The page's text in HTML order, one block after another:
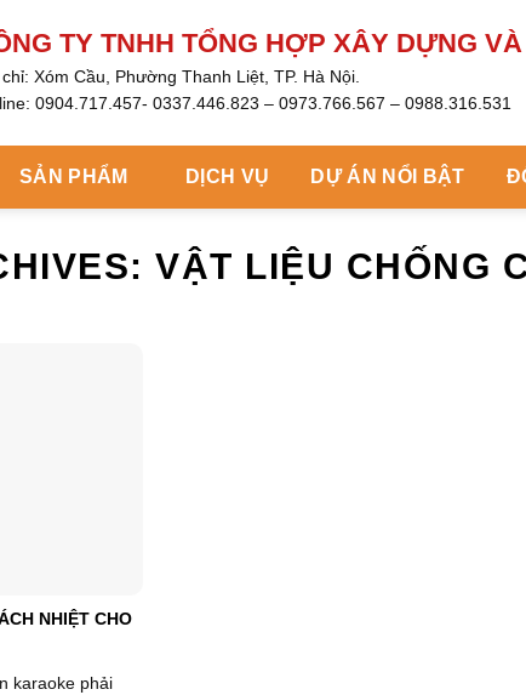
TY TNHH TỔNG HỢP XÂY DỰNG VÀ PCCC
Xóm Cầu, Phường Thanh Liệt, TP. Hà Nội.
0904.717.457- 0337.446.823 – 0973.766.567 – 0988.316.531
PHẨM DỊCH VỤ DỰ ÁN NỔI BẬT ĐỐI TÁC
VẬT LIỆU CHỐNG
NHIỆT CHO
karaoke phải